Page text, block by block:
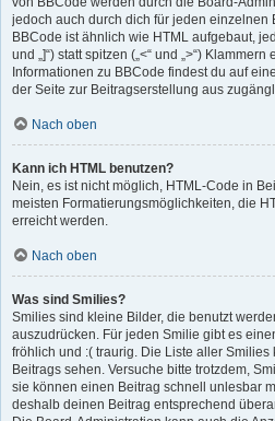
jedoch auch durch dich für jeden einzelnen
BBCode ist ähnlich wie HTML aufgebaut,
und „]“) statt spitzen („<“ und „>“)
Informationen zu BBCode findest du auf
der Seite zur Beitragserstellung aus
Nach oben
Kann ich HTML benutzen?
Nein, es ist nicht möglich, HTML-Code in
meisten Formatierungsmöglichkeiten, die
erreicht werden.
Nach oben
Was sind Smilies?
Smilies sind kleine Bilder, die benutzt
auszudrücken. Für jeden Smilie gibt es
fröhlich und :( traurig. Die Liste aller
Beitrags sehen. Versuche bitte trotzdem,
sie können einen Beitrag schnell unlesbar
deshalb deinen Beitrag entsprechend